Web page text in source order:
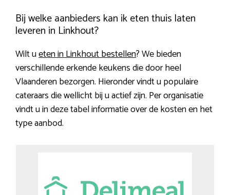
Bij welke aanbieders kan ik eten thuis laten
leveren in Linkhout?
Wilt ueten in Linkhout bestellen? We bieden
verschillende erkende keukens die door heel
Vlaanderen bezorgen. Hieronder vindt u populaire
cateraars die wellicht bij u actief zijn. Per organisatie
vindt u in deze tabel informatie over de kosten en het
type aanbod.